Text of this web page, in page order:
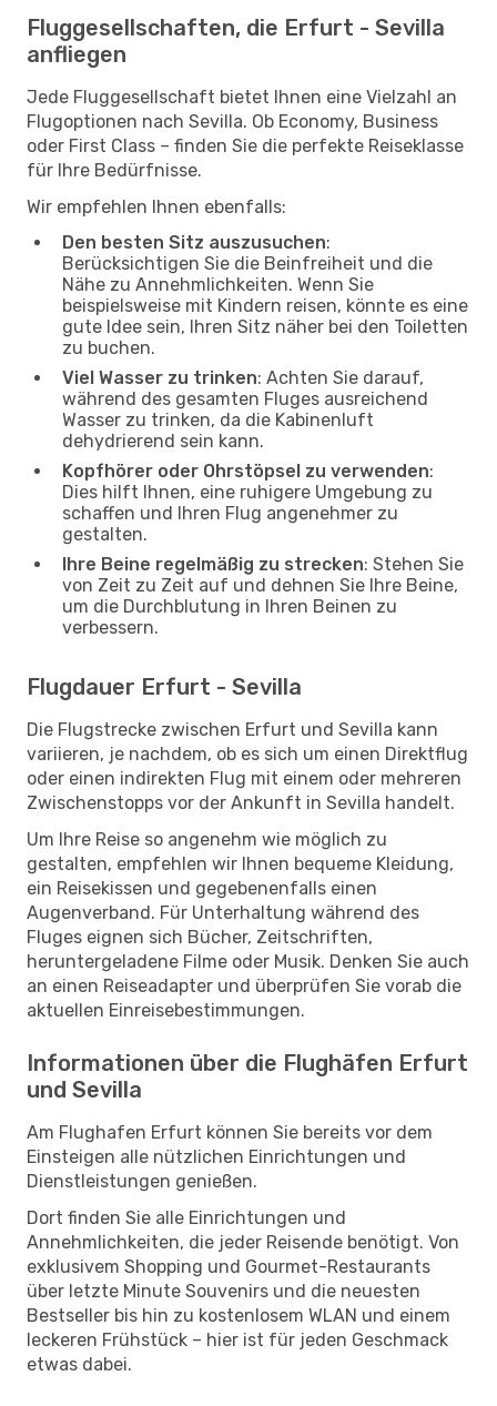
Fluggesellschaften, die Erfurt - Sevilla
anfliegen
Jede Fluggesellschaft bietet Ihnen eine Vielzahl an
Flugoptionen nach Sevilla. Ob Economy, Business
oder First Class – finden Sie die perfekte Reiseklasse
für Ihre Bedürfnisse.
Wir empfehlen Ihnen ebenfalls:
Den besten Sitz auszusuchen:
Berücksichtigen Sie die Beinfreiheit und die
Nähe zu Annehmlichkeiten. Wenn Sie
beispielsweise mit Kindern reisen, könnte es eine
gute Idee sein, Ihren Sitz näher bei den Toiletten
zu buchen.
Viel Wasser zu trinken: Achten Sie darauf,
während des gesamten Fluges ausreichend
Wasser zu trinken, da die Kabinenluft
dehydrierend sein kann.
Kopfhörer oder Ohrstöpsel zu verwenden:
Dies hilft Ihnen, eine ruhigere Umgebung zu
schaffen und Ihren Flug angenehmer zu
gestalten.
Ihre Beine regelmäßig zu strecken: Stehen Sie
von Zeit zu Zeit auf und dehnen Sie Ihre Beine,
um die Durchblutung in Ihren Beinen zu
verbessern.
Flugdauer Erfurt - Sevilla
Die Flugstrecke zwischen Erfurt und Sevilla kann
variieren, je nachdem, ob es sich um einen Direktflug
oder einen indirekten Flug mit einem oder mehreren
Zwischenstopps vor der Ankunft in Sevilla handelt.
Um Ihre Reise so angenehm wie möglich zu
gestalten, empfehlen wir Ihnen bequeme Kleidung,
ein Reisekissen und gegebenenfalls einen
Augenverband. Für Unterhaltung während des
Fluges eignen sich Bücher, Zeitschriften,
heruntergeladene Filme oder Musik. Denken Sie auch
an einen Reiseadapter und überprüfen Sie vorab die
aktuellen Einreisebestimmungen.
Informationen über die Flughäfen Erfurt
und Sevilla
Am Flughafen Erfurt können Sie bereits vor dem
Einsteigen alle nützlichen Einrichtungen und
Dienstleistungen genießen.
Dort finden Sie alle Einrichtungen und
Annehmlichkeiten, die jeder Reisende benötigt. Von
exklusivem Shopping und Gourmet-Restaurants
über letzte Minute Souvenirs und die neuesten
Bestseller bis hin zu kostenlosem WLAN und einem
leckeren Frühstück – hier ist für jeden Geschmack
etwas dabei.